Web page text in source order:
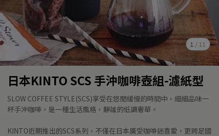
1 / 11
日本KINTO SCS 手沖咖啡壺組-濾紙型
SLOW COFFEE STYLE(SCS)享受在悠閒緩慢的時間中，細細品味一
杯手沖咖啡，是一種生活風格，靜謐的低調奢華。
KINTO近期推出的SCS系列，不僅在日本廣受咖啡迷喜愛，更跨足國